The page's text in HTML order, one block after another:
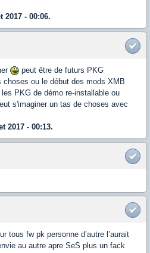
2017 - 00:06.
peut être de futurs PKG
choses ou le début des mods XMB
PKG de démo re-installable ou
s'imaginer un tas de choses avec
2017 - 00:13.
tous fw pk personne d’autre l’aurait
au autre apre SeS plus un fack